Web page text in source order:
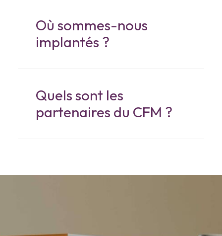
Où sommes-nous
implantés ?
Quels sont les
partenaires du CFM ?